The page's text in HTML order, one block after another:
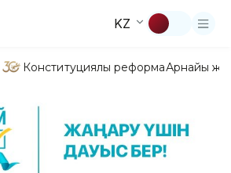
KZ
Конституциялық реформаАрнайы